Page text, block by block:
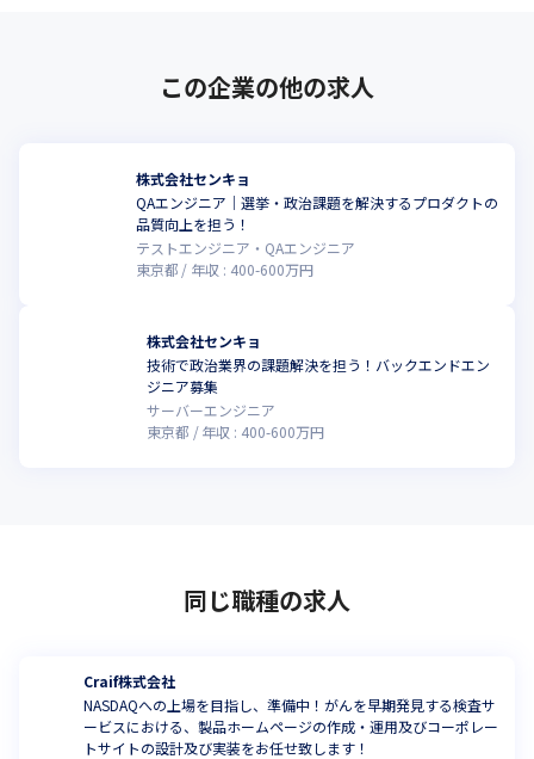
この企業の他の求人
株式会社センキョ
QAエンジニア｜選挙・政治課題を解決するプロダクトの
品質向上を担う！
テストエンジニア・QAエンジニア
東京都
年収 : 400-600万円
株式会社センキョ
技術で政治業界の課題解決を担う！バックエンドエン
ジニア募集
サーバーエンジニア
東京都
年収 : 400-600万円
同じ職種の求人
Craif株式会社
NASDAQへの上場を目指し、準備中！がんを早期発見する検査サ
ービスにおける、製品ホームページの作成・運用及びコーポレー
トサイトの設計及び実装をお任せ致します！